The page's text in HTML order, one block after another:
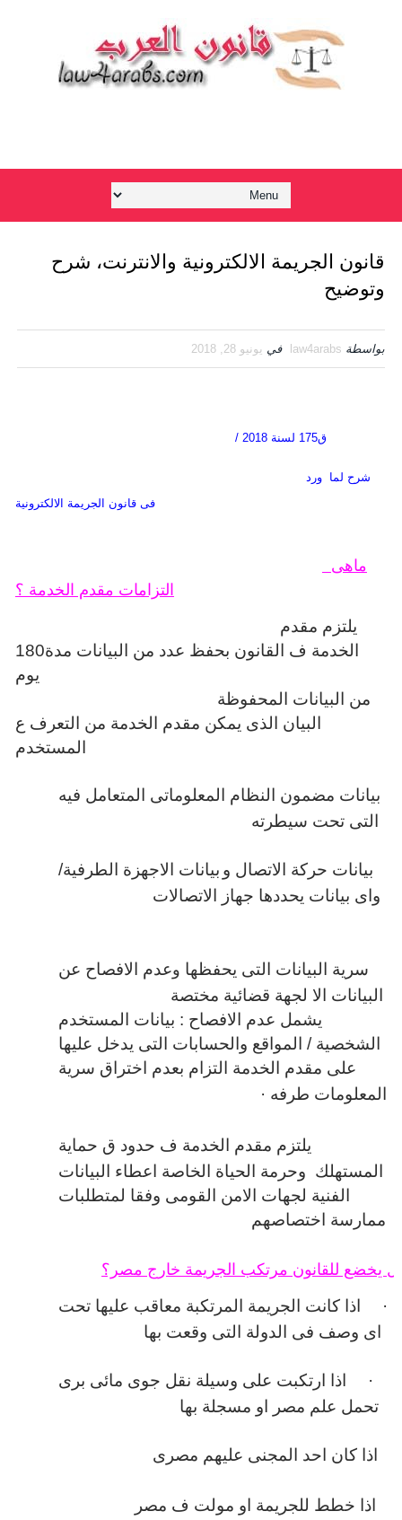
قانون الجريمة الالكترونية والانترنت، شرح
وتوضيح
بواسطة law4arabs في يونيو 28, 2018
فى قانون الجريمة الالكترونية
التزامات مقدم الخدمة ؟
الخدمة ف القانون بحفظ عدد من البيانات مدة180
البيان الذى يمكن مقدم الخدمة من التعرف ع
المستخدم
بيانات مضمون النظام المعلوماتى المتعامل فيه
التى تحت سيطرته
بيانات حركة الاتصال و بيانات الاجهزة الطرفية/
واى بيانات يحددها جهاز الاتصالات
سرية البيانات التى يحفظها وعدم الافصاح عن
البيانات الا لجهة قضائية مختصة
يشمل عدم الافصاح : بيانات المستخدم
الشخصية / المواقع والحسابات التى يدخل عليها
على مقدم الخدمة التزام بعدم اختراق سرية
المعلومات طرفه ·
يلتزم مقدم الخدمة ف حدود ق حماية
المستهلك وحرمة الحياة الخاصة اعطاء البيانات
الفنية لجهات الامن القومى وفقا لمتطلبات
ممارسة اختصاصهم
يخضع للقانون مرتكب الجريمة خارج مصر؟
·
اذا كانت الجريمة المرتكبة معاقب عليها تحت
اى وصف فى الدولة التى وقعت بها
·
اذا ارتكبت على وسيلة نقل جوى مائى برى
تحمل علم مصر او مسجلة بها
اذا كان احد المجنى عليهم مصرى
اذا خطط للجريمة او مولت ف مصر